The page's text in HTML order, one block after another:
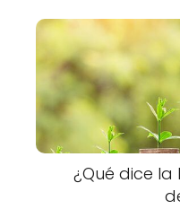
¿Qué dice